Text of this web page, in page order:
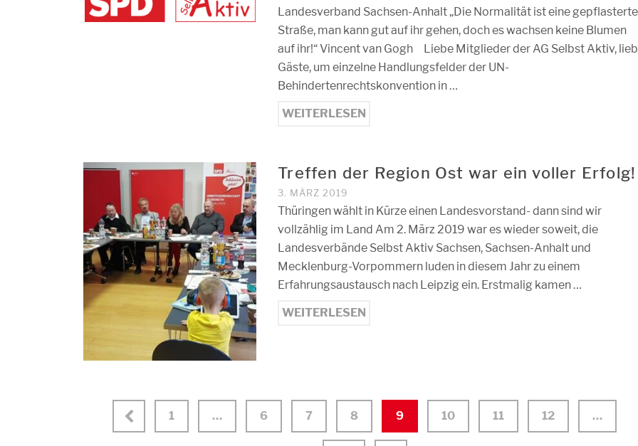
Landesverband Sachsen-Anhalt „Die Normalität ist eine gepflasterte
Straße, man kann gut auf ihr gehen, doch es wachsen keine Blumen
auf ihr!“ Vincent van Gogh Liebe Mitglieder der AG Selbst Aktiv,
Gäste, um einzelne Handlungsfelder der UN-
Behindertenrechtskonvention in …
WEITERLESEN
Treffen der Region Ost war ein voller Erfolg!
3. MÄRZ 2019
Thüringen wählt in Kürze einen Landesvorstand- dann sind wir
vollzählig im Land Am 2. März 2019 war es wieder soweit, die
Landesverbände Selbst Aktiv Sachsen, Sachsen-Anhalt und
Mecklenburg-Vorpommern luden in diesem Jahr zu einem
Erfahrungsaustausch nach Leipzig ein. Erstmalig kamen …
WEITERLESEN
1 … 6 7 8 9 10 11 12 …